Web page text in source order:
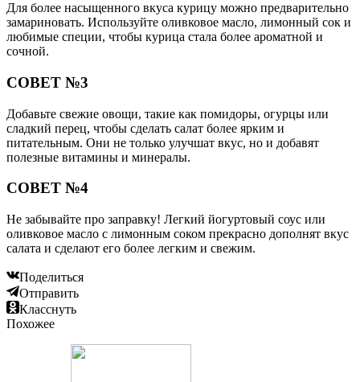
Для более насыщенного вкуса курицу можно предварительно
замариновать. Используйте оливковое масло, лимонный сок и
любимые специи, чтобы курица стала более ароматной и
сочной.
СОВЕТ №3
Добавьте свежие овощи, такие как помидоры, огурцы или
сладкий перец, чтобы сделать салат более ярким и
питательным. Они не только улучшат вкус, но и добавят
полезные витамины и минералы.
СОВЕТ №4
Не забывайте про заправку! Легкий йогуртовый соус или
оливковое масло с лимонным соком прекрасно дополнят вкус
салата и сделают его более легким и свежим.
Поделиться
Отправить
Класснуть
Похожее